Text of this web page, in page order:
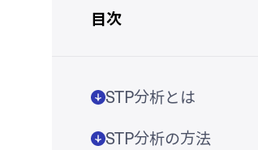
目次
STP分析とは
STP分析の方法